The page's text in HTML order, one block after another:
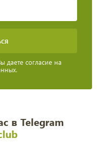
даете согласие на
в Telegram